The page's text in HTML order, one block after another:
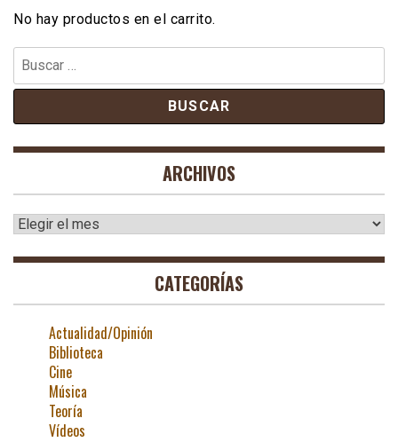
No hay productos en el carrito.
Buscar:
ARCHIVOS
Archivos
CATEGORÍAS
Actualidad/Opinión
Biblioteca
Cine
Música
Teoría
Vídeos